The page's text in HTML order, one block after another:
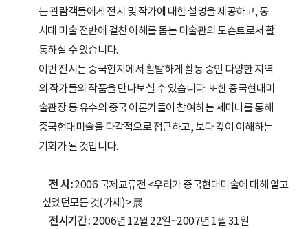
는 관람객들에게 전시 및 작가에 대한 설명을 제공하고, 동
시대 미술 전반에 걸친 이해를 돕는 미술관의 도슨트로서 활
동하실 수 있습니다.
이번 전시는 중국현지에서 활발하게 활동 중인 다양한 지역
의 작가들의 작품을 만나보실 수 있습니다. 또한 중국현대미
술관장 등 유수의 중국 이론가들이 참여하는 세미나를 통해
중국현대미술을 다각적으로 접근하고, 보다 깊이 이해하는
기회가 될 것입니다.
전 시 :2006 국제교류전 <우리가 중국현대미술에 대해 알고
싶었던모든 것(가제)> 展
전시기간 : 2006년 12월 22일~2007년 1월 31일